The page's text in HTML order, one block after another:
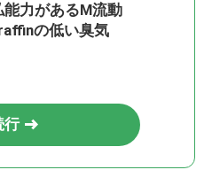
能力があるM流動
の低い臭気
行